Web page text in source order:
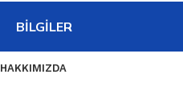
BILGILER
HAKKIMIZDA